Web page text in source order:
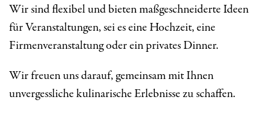
Wir sind flexibel und bieten maßgeschneiderte Ideen
für Veranstaltungen, sei es eine Hochzeit, eine
Firmenveranstaltung oder ein privates Dinner.
Wir freuen uns darauf, gemeinsam mit Ihnen
unvergessliche kulinarische Erlebnisse zu schaffen.